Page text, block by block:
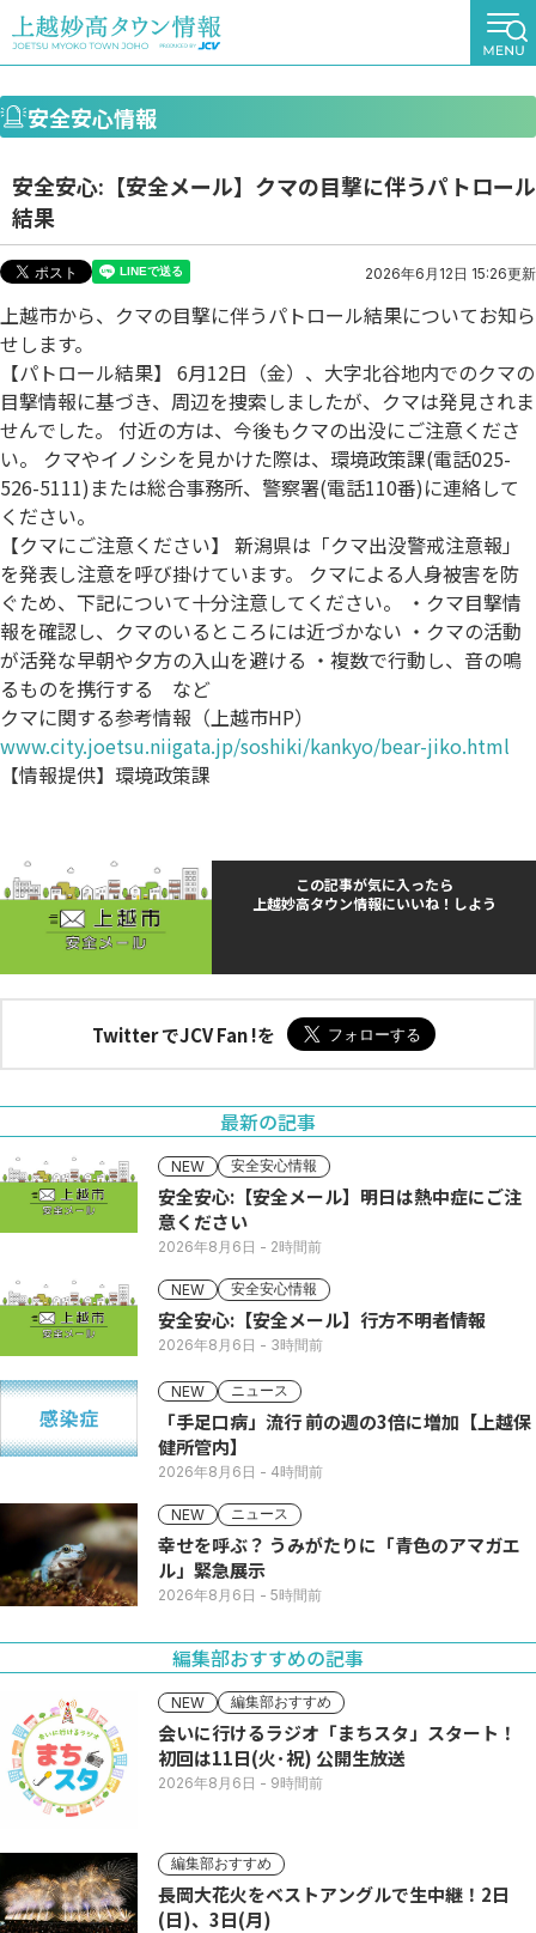
安全安心情報
安全安心:【安全メール】クマの目撃に伴うパトロール
結果
2026年6月12日 15:26更新
上越市から、クマの目撃に伴うパトロール結果についてお知ら
せします。
【パトロール結果】 6月12日（金）、大字北谷地内でのクマの
目撃情報に基づき、周辺を捜索しましたが、クマは発見されま
せんでした。 付近の方は、今後もクマの出没にご注意くださ
い。 クマやイノシシを見かけた際は、環境政策課(電話025-
526-5111)または総合事務所、警察署(電話110番)に連絡して
ください。
【クマにご注意ください】 新潟県は「クマ出没警戒注意報」
を発表し注意を呼び掛けています。 クマによる人身被害を防
ぐため、下記について十分注意してください。 ・クマ目撃情
報を確認し、クマのいるところには近づかない ・クマの活動
が活発な早朝や夕方の入山を避ける ・複数で行動し、音の鳴
るものを携行する など
クマに関する参考情報（上越市HP）
www.city.joetsu.niigata.jp/soshiki/kankyo/bear-jiko.html
【情報提供】環境政策課
この記事が気に入ったら
上越妙高タウン情報にいいね！しよう
Twitter でJCV Fan !を
最新の記事
NEW 安全安心情報
安全安心:【安全メール】明日は熱中症にご注
意ください
2026年8月6日 - 2時間前
NEW 安全安心情報
安全安心:【安全メール】行方不明者情報
2026年8月6日 - 3時間前
NEW ニュース
「手足口病」流行 前の週の3倍に増加【上越保
健所管内】
2026年8月6日 - 4時間前
NEW ニュース
幸せを呼ぶ？ うみがたりに「青色のアマガエ
ル」緊急展示
2026年8月6日 - 5時間前
編集部おすすめの記事
NEW 編集部おすすめ
会いに行けるラジオ「まちスタ」スタート！
初回は11日(火･祝) 公開生放送
2026年8月6日 - 9時間前
編集部おすすめ
長岡大花火をベストアングルで生中継！2日
(日)、3日(月)